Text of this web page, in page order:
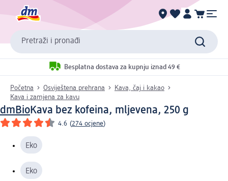
Pretraži i pronađi
Besplatna dostava za kupnju iznad 49 €
Početna Osviještena prehrana
Kava, čaj i kakao
Kava i zamjena za kavu
dmBioKava bez kofeina, mljevena, 250 g
4.6 (274 ocjene)
Eko
Eko